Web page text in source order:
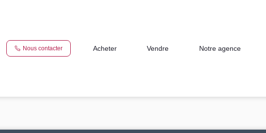
Nous contacter Acheter Vendre Notre agence